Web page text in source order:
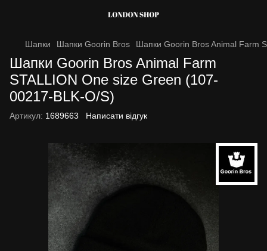
Шапки Шапки Goorin Bros Шапки Goorin Bros Animal Farm
Шапки Goorin Bros Animal Farm
STALLION One size Green (107-
00217-BLK-O/S)
Артикул: 1689663 Написати відгук